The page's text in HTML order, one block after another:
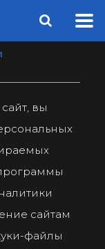
вы
сайтам
файлы